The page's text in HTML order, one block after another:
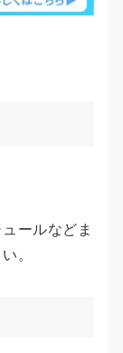
ールなどま
。